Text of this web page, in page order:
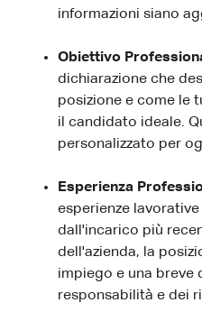
informazioni siano
Obiettivo
dichiarazione che
posizione e come le
il candidato ideale.
personalizzato per
Esperienza
esperienze
dall'incarico più
dell'azienda, la
impiego e una breve
responsabilità e dei